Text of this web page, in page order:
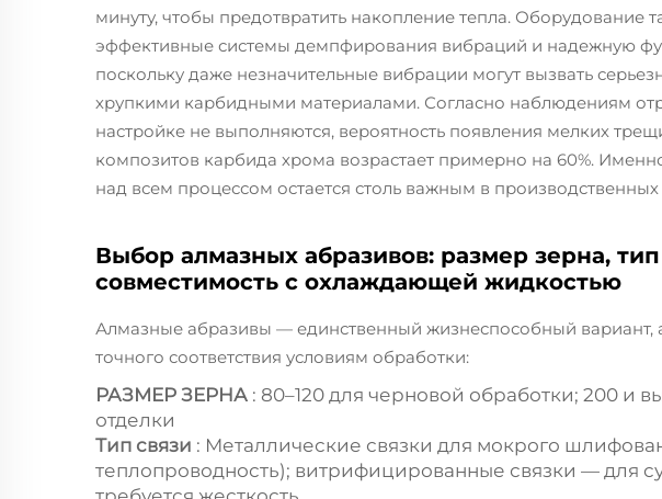
минуту, чтобы предотвратить накопление тепла. Оборудование
эффективные системы демпфирования вибраций и надежную
поскольку даже незначительные вибрации могут вызвать
хрупкими карбидными материалами. Согласно наблюдениям
настройке не выполняются, вероятность появления мелких
композитов карбида хрома возрастает примерно на 60%.
над всем процессом остается столь важным в производственных
Выбор алмазных абразивов: размер зерна,
совместимость с охлаждающей жидкостью
Алмазные абразивы — единственный жизнеспособный вариант,
точного соответствия условиям обработки:
РАЗМЕР ЗЕРНА : 80–120 для черновой обработки; 200 и
отделки
Тип связи : Металлические связки для мокрого
теплопроводность); витрифицированные связки — для